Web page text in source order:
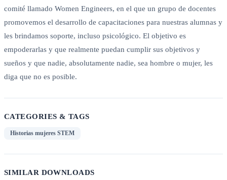
comité llamado Women Engineers, en el que un grupo de docentes
promovemos el desarrollo de capacitaciones para nuestras alumnas y
les brindamos soporte, incluso psicológico. El objetivo es
empoderarlas y que realmente puedan cumplir sus objetivos y
sueños y que nadie, absolutamente nadie, sea hombre o mujer, les
diga que no es posible.
CATEGORIES & TAGS
Historias mujeres STEM
SIMILAR DOWNLOADS